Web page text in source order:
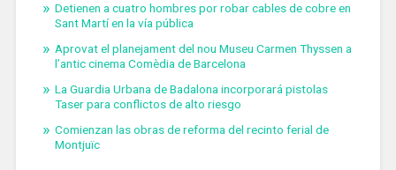
Detienen a cuatro hombres por robar cables de cobre en
Sant Martí en la vía pública
Aprovat el planejament del nou Museu Carmen Thyssen a
l’antic cinema Comèdia de Barcelona
La Guardia Urbana de Badalona incorporará pistolas
Taser para conflictos de alto riesgo
Comienzan las obras de reforma del recinto ferial de
Montjuïc